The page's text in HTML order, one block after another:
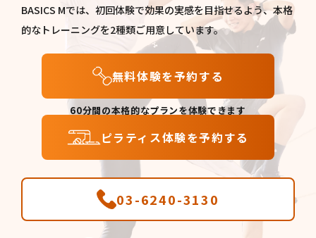
BASICS Mでは、初回体験で効果の実感を目指せるよう、本格
的なトレーニングを2種類ご用意しています。
無料体験を予約する
60分間の本格的なプランを体験できます
ピラティス体験を予約する
03-6240-3130